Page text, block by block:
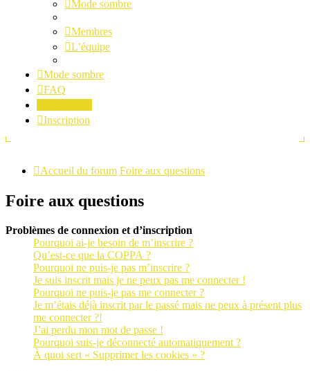
Mode sombre
Membres
L’équipe
Mode sombre
FAQ
Inscription
Accueil du forum Foire aux questions
Foire aux questions
Problèmes de connexion et d’inscription
Pourquoi ai-je besoin de m’inscrire ?
Qu’est-ce que la COPPA ?
Pourquoi ne puis-je pas m’inscrire ?
Je suis inscrit mais je ne peux pas me connecter !
Pourquoi ne puis-je pas me connecter ?
Je m’étais déjà inscrit par le passé mais ne peux à présent plus
me connecter ?!
J’ai perdu mon mot de passe !
Pourquoi suis-je déconnecté automatiquement ?
À quoi sert « Supprimer les cookies » ?